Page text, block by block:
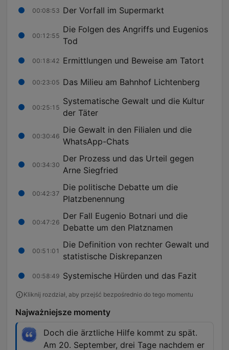
00:08:53 Der Vorfall im Supermarkt
00:12:55
Die Folgen des Angriffs und Eugenios
Tod
00:18:42 Ermittlungen und Beweise am Tatort
00:23:05 Das Milieu am Bahnhof Lichtenberg
00:25:15
Systematische Gewalt und die Kultur
der Täter
00:30:46
Die Gewalt in den Filialen und die
WhatsApp-Chats
00:34:30
Der Prozess und das Urteil gegen
Arne Siegfried
00:42:37
Die politische Debatte um die
Platzbenennung
00:47:26
Der Fall Eugenio Botnari und die
Debatte um den Platznamen
00:51:01
Die Definition von rechter Gewalt und
statistische Diskrepanzen
00:58:49 Systemische Hürden und das Fazit
Kliknij rozdział, aby przejść bezpośrednio do tego momentu
Najważniejsze momenty
Doch die ärztliche Hilfe kommt zu spät.
Am 20. September, drei Tage nachdem er